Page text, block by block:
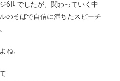
6世でしたが、関わっていく中
のそばで自信に満ちたスピーチ
ね。